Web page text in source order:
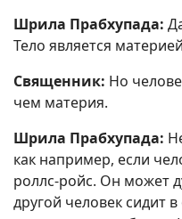
Шрила Прабхупада:
Тело является
Священник: Но
чем материя.
Шрила Прабхупада:
как например, если
роллс-ройс. Он может
другой человек сидит